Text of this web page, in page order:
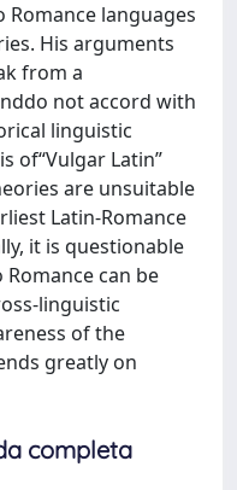
languages
His arguments
from a
not accord with
linguistic
of“Vulgar Latin”
are unsuitable
Latin-Romance
it is questionable
can be
linguistic
of the
greatly on
completa